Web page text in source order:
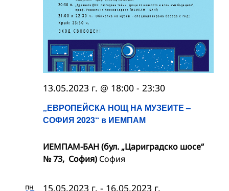
„ЕВРОПЕЙСКА НОЩ НА МУЗЕИТЕ –
СОФИЯ 2023“ в ИЕМПАМ
13.05.2023 г. @ 18:00 - 23:30
ИЕМПАМ-БАН (бул. „Цариградско шосе“
№ 73, София) София
пн 15.05.2023 г. - 16.05.2023 г.